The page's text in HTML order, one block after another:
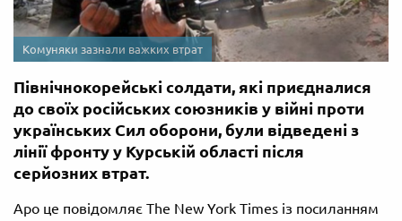
Комуняки зазнали важких втрат
Північнокорейські солдати, які приєдналися
до своїх російських союзників у війні проти
українських Сил оборони, були відведені з
лінії фронту у Курській області після
серйозних втрат.
Аро це повідомляє The New York Times із посиланням